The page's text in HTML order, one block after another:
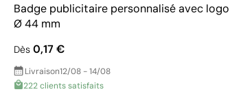
Badge publicitaire personnalisé avec logo
Ø 44 mm
Dès 0,17 €
Livraison12/08 - 14/08
222 clients satisfaits